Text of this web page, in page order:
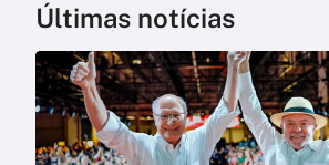
Últimas notícias